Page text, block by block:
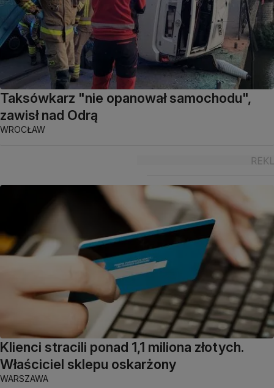
Taksówkarz "nie opanował samochodu",
zawisł nad Odrą
WROCŁAW
Klienci stracili ponad 1,1 miliona złotych.
Właściciel sklepu oskarżony
WARSZAWA